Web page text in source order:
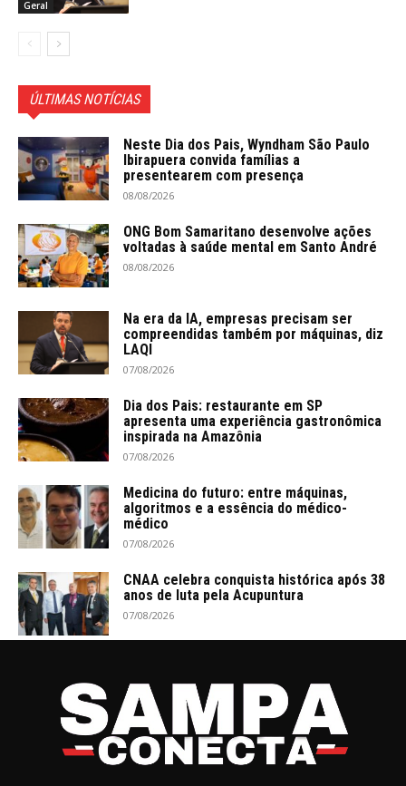
Geral
ÚLTIMAS NOTÍCIAS
Neste Dia dos Pais, Wyndham São Paulo
Ibirapuera convida famílias a
presentearem com presença
08/08/2026
ONG Bom Samaritano desenvolve ações
voltadas à saúde mental em Santo André
08/08/2026
Na era da IA, empresas precisam ser
compreendidas também por máquinas, diz
LAQI
07/08/2026
Dia dos Pais: restaurante em SP
apresenta uma experiência gastronômica
inspirada na Amazônia
07/08/2026
Medicina do futuro: entre máquinas,
algoritmos e a essência do médico-
médico
07/08/2026
CNAA celebra conquista histórica após 38
anos de luta pela Acupuntura
07/08/2026